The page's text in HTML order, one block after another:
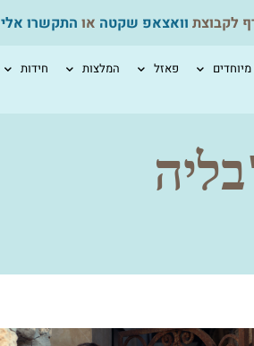
לקבוצת וואצאפ שקטה או התקשרו אלי
מיוחדים פאזל המלצות חידות